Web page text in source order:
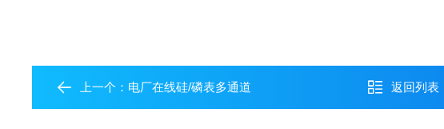
上一个： 电厂在线硅/磷表多通道 返回列表